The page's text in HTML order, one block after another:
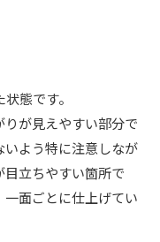
態です。
が見えやすい部分で
よう特に注意しなが
目立ちやすい箇所で
面ごとに仕上げてい